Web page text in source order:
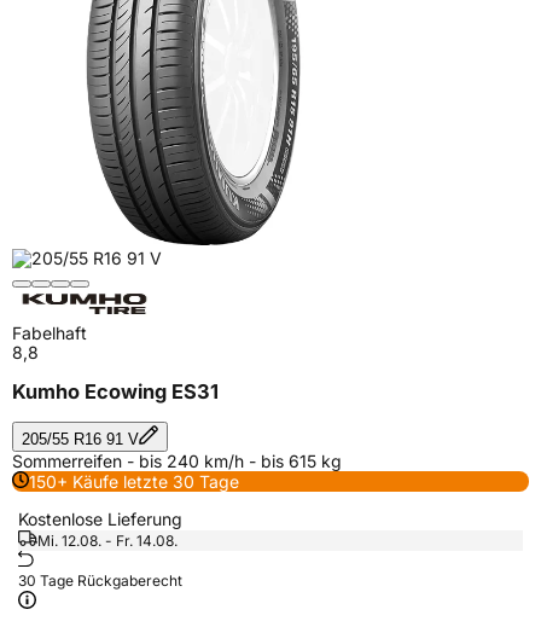
Fabelhaft
8,8
Kumho Ecowing ES31
205/55 R16 91 V
Sommerreifen - bis 240 km/h - bis 615 kg
150+ Käufe letzte 30 Tage
Kostenlose Lieferung
Mi. 12.08. - Fr. 14.08.
30 Tage Rückgaberecht